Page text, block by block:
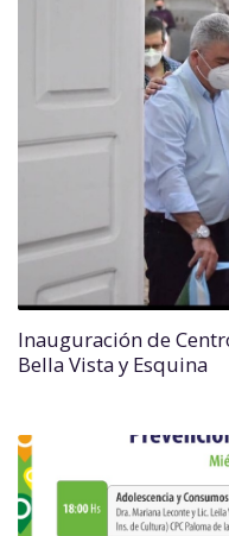
Inauguración de
Bella Vista y Esquina